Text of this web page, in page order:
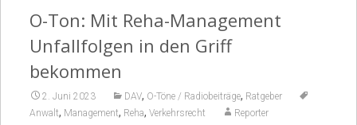
O-Ton: Mit Reha-Management
Unfallfolgen in den Griff
bekommen
2. Juni 2023 DAV, O-Töne / Radiobeiträge, Ratgeber
Anwalt, Management, Reha, Verkehrsrecht Reporter